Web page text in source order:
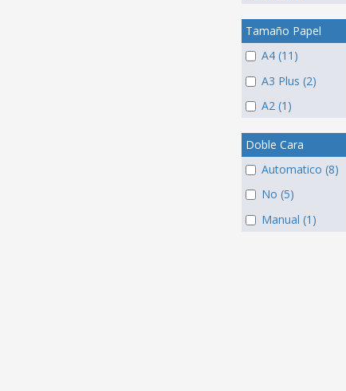
Tamaño Papel
A4 (11)
A3 Plus (2)
A2 (1)
Doble Cara
Automatico (8)
No (5)
Manual (1)